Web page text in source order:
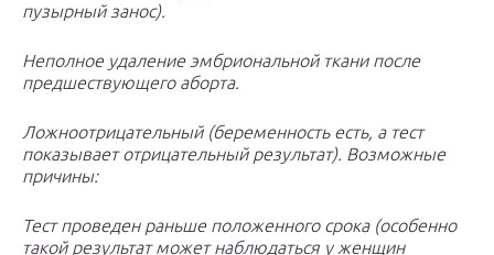
пузырный занос).
Неполное удаление эмбриональной ткани после
предшествующего аборта.
Ложноотрицательный (беременность есть, а тест
показывает отрицательный результат). Возможные
причины:
Тест проведен раньше положенного срока (особенно
такой результат может наблюдаться у женщин